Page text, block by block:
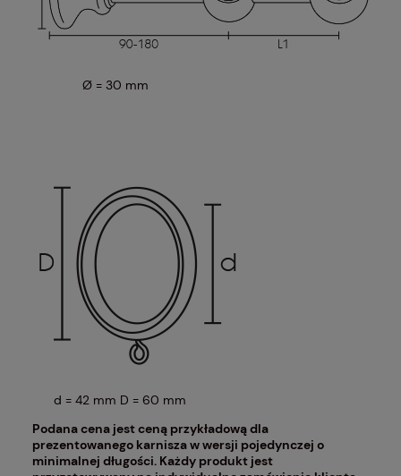
Ø = 30 mm
d = 42 mm D = 60 mm
Podana cena jest ceną przykładową dla
prezentowanego karnisza w wersji pojedynczej o
minimalnej długości. Każdy produkt jest